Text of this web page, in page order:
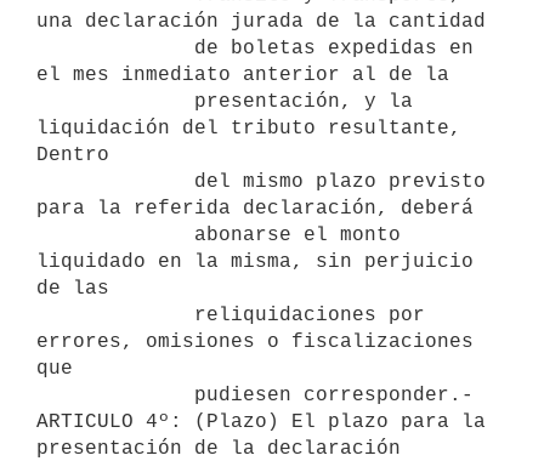
una declaración jurada de la cantidad
el mes inmediato anterior al de la
liquidación del tributo resultante,
Dentro
para la referida declaración, deberá
liquidado en la misma, sin perjuicio
de las
errores, omisiones o fiscalizaciones
que
ARTICULO 4º: (Plazo) El plazo para la
presentación de la declaración